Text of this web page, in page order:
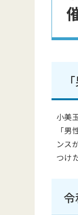
小美
「
ンス
つけ